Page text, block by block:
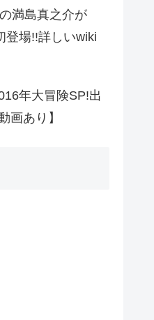
満島真之介が
登場!!詳しいwiki
年大冒険SP!出
画あり】